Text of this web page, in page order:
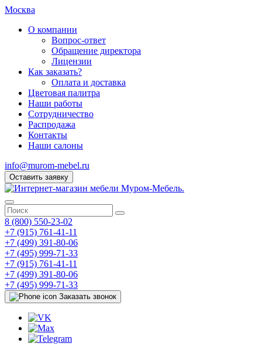
Москва
О компании
Вопрос-ответ
Обращение директора
Лицензии
Как заказать?
Оплата и доставка
Цветовая палитра
Наши работы
Сотрудничество
Распродажа
Контакты
Наши салоны
info@murom-mebel.ru
Оставить заявку
8 (800) 550-23-02
+7 (915) 761-41-11
+7 (499) 391-80-06
+7 (495) 999-71-33
+7 (915) 761-41-11
+7 (499) 391-80-06
+7 (495) 999-71-33
Заказать звонок